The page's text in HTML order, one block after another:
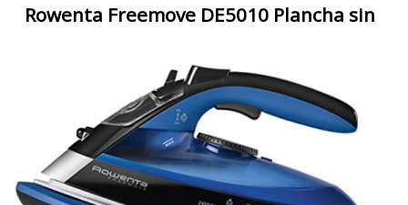
Rowenta Freemove DE5010 Plancha sin